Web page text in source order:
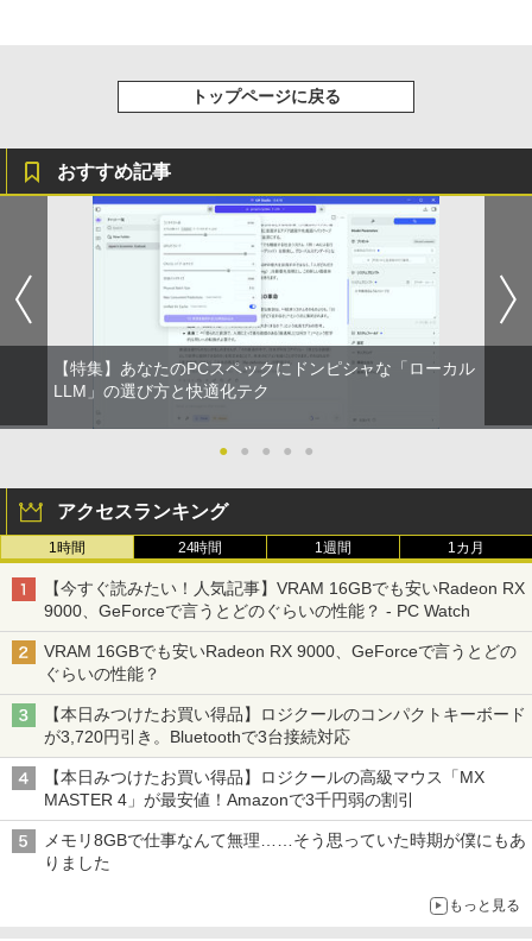
トップページに戻る
おすすめ記事
【特集】あなたのPCスペックにドンピシャな「ローカル
LLM」の選び方と快適化テク
● ● ● ● ●
アクセスランキング
1時間 24時間 1週間 1カ月
【今すぐ読みたい！人気記事】VRAM 16GBでも安いRadeon RX
9000、GeForceで言うとどのぐらいの性能？ - PC Watch
VRAM 16GBでも安いRadeon RX 9000、GeForceで言うとどの
ぐらいの性能？
【本日みつけたお買い得品】ロジクールのコンパクトキーボード
が3,720円引き。Bluetoothで3台接続対応
【本日みつけたお買い得品】ロジクールの高級マウス「MX
MASTER 4」が最安値！Amazonで3千円弱の割引
メモリ8GBで仕事なんて無理……そう思っていた時期が僕にもあ
りました
もっと見る